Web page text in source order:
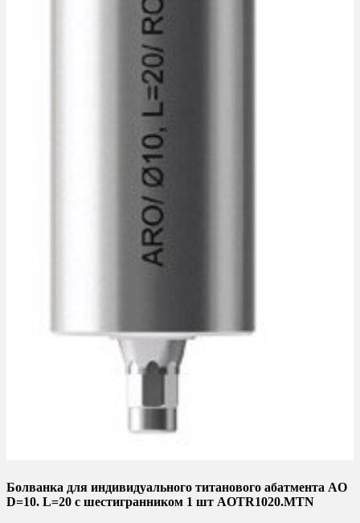
Болванка для индивидуального титанового абатмента AO
D=10. L=20 c шестигранником 1 шт AOTR1020.MTN